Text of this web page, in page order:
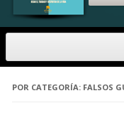
POR CATEGORÍA: FALSOS